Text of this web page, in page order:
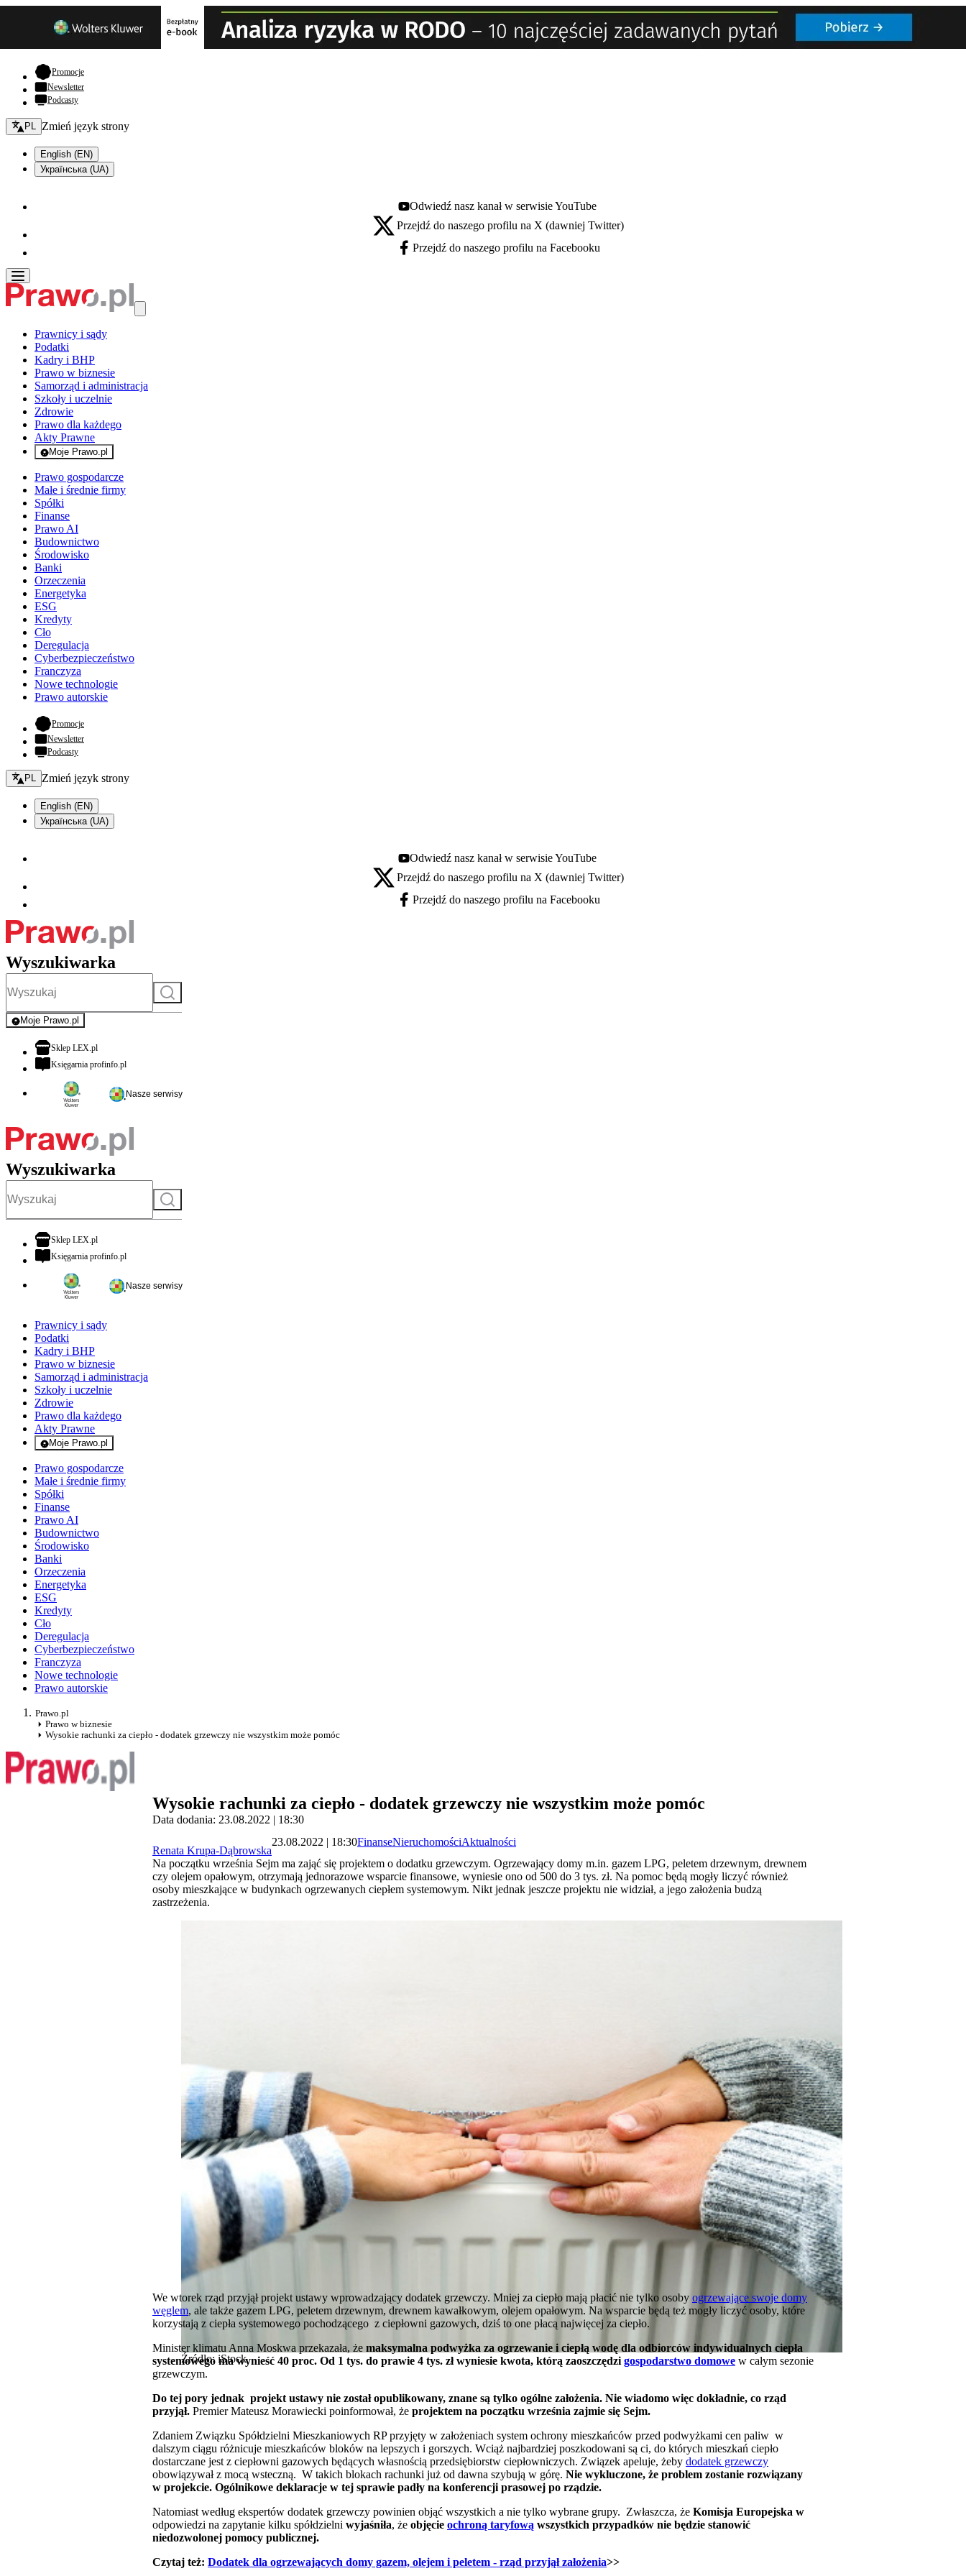
Promocje- otwiera się w nowej karcie
Newsletter
Podcasty
Zmień język - bieżący:
PL Zmień język strony
English (EN)
Українська (UA)
Youtube - otwiera się w nowej karcie
Odwiedź nasz kanał w serwisie YouTube
X - otwiera się w nowej karcie
Przejdź do naszego profilu na X (dawniej Twitter)
Facebook - otwiera się w nowej karcie
Przejdź do naszego profilu na Facebooku
Prawnicy i sądy
Podatki
Kadry i BHP
Prawo w biznesie
Samorząd i administracja
Szkoły i uczelnie
Zdrowie
Prawo dla każdego
Akty Prawne
Moje Prawo.pl
- rejestracja i logowanie do serwisu
Prawo gospodarcze
Małe i średnie firmy
Spółki
Finanse
Prawo AI
Budownictwo
Środowisko
Banki
Orzeczenia
Energetyka
ESG
Kredyty
Cło
Deregulacja
Cyberbezpieczeństwo
Franczyza
Nowe technologie
Prawo autorskie
Promocje- otwiera się w nowej karcie
Newsletter
Podcasty
Zmień język - bieżący:
PL Zmień język strony
English (EN)
Українська (UA)
Youtube - otwiera się w nowej karcie
Odwiedź nasz kanał w serwisie YouTube
X - otwiera się w nowej karcie
Przejdź do naszego profilu na X (dawniej Twitter)
Facebook - otwiera się w nowej karcie
Przejdź do naszego profilu na Facebooku
Wyszukiwarka
Szukaj
Moje Prawo.pl
- rejestracja i logowanie do serwisu
Sklep LEX.plotwiera się w nowej karcie
Księgarnia profinfo.plotwiera się w nowej karcie
Nasze serwisy
Wyszukiwarka
Szukaj
Sklep LEX.plotwiera się w nowej karcie
Księgarnia profinfo.plotwiera się w nowej karcie
Nasze serwisy
Prawnicy i sądy
Podatki
Kadry i BHP
Prawo w biznesie
Samorząd i administracja
Szkoły i uczelnie
Zdrowie
Prawo dla każdego
Akty Prawne
Moje Prawo.pl
- rejestracja i logowanie do serwisu
Prawo gospodarcze
Małe i średnie firmy
Spółki
Finanse
Prawo AI
Budownictwo
Środowisko
Banki
Orzeczenia
Energetyka
ESG
Kredyty
Cło
Deregulacja
Cyberbezpieczeństwo
Franczyza
Nowe technologie
Prawo autorskie
Prawo.pl
Prawo w biznesie
Wysokie rachunki za ciepło - dodatek grzewczy nie wszystkim może pomóc
Wysokie rachunki za ciepło - dodatek grzewczy nie wszystkim może pomóc
Data dodania: 23.08.2022 | 18:30
Renata Krupa-Dąbrowska
23.08.2022 | 18:30FinanseNieruchomościAktualności
Na początku września Sejm ma zająć się projektem o dodatku grzewczym. Ogrzewający domy m.in. gazem LPG, peletem drzewnym, drewnem
czy olejem opałowym, otrzymają jednorazowe wsparcie finansowe, wyniesie ono od 500 do 3 tys. zł. Na pomoc będą mogły liczyć również
osoby mieszkające w budynkach ogrzewanych ciepłem systemowym. Nikt jednak jeszcze projektu nie widział, a jego założenia budzą
zastrzeżenia.
Źródło: iStock
We wtorek rząd przyjął projekt ustawy wprowadzający dodatek grzewczy. Mniej za ciepło mają płacić nie tylko osoby ogrzewające swoje domy
węglem, ale także gazem LPG, peletem drzewnym, drewnem kawałkowym, olejem opałowym. Na wsparcie będą też mogły liczyć osoby, które
korzystają z ciepła systemowego pochodzącego z ciepłowni gazowych, dziś to one płacą najwięcej za ciepło.
Minister klimatu Anna Moskwa przekazała, że maksymalna podwyżka za ogrzewanie i ciepłą wodę dla odbiorców indywidualnych ciepła
systemowego ma wynieść 40 proc. Od 1 tys. do prawie 4 tys. zł wyniesie kwota, którą zaoszczędzigospodarstwo domowe w całym sezonie
grzewczym.
Do tej pory jednak projekt ustawy nie został opublikowany, znane są tylko ogólne założenia. Nie wiadomo więc dokładnie, co rząd
przyjął. Premier Mateusz Morawiecki poinformował, że projektem na początku września zajmie się Sejm.
Zdaniem Związku Spółdzielni Mieszkaniowych RP przyjęty w założeniach system ochrony mieszkańców przed podwyżkami cen paliw w
dalszym ciągu różnicuje mieszkańców bloków na lepszych i gorszych. Wciąż najbardziej poszkodowani są ci, do których mieszkań ciepło
dostarczane jest z ciepłowni gazowych będących własnością przedsiębiorstw ciepłowniczych. Związek apeluje, żeby dodatek grzewczy
obowiązywał z mocą wsteczną. W takich blokach rachunki już od dawna szybują w górę. Nie wykluczone, że problem zostanie rozwiązany
w projekcie. Ogólnikowe deklaracje w tej sprawie padły na konferencji prasowej po rządzie.
Natomiast według ekspertów dodatek grzewczy powinien objąć wszystkich a nie tylko wybrane grupy. Zwłaszcza, że Komisja Europejska w
odpowiedzi na zapytanie kilku spółdzielni wyjaśniła, że objęcie ochroną taryfową wszystkich przypadków nie będzie stanowić
niedozwolonej pomocy publicznej.
Czytaj też: Dodatek dla ogrzewających domy gazem, olejem i peletem - rząd przyjął założenia>>